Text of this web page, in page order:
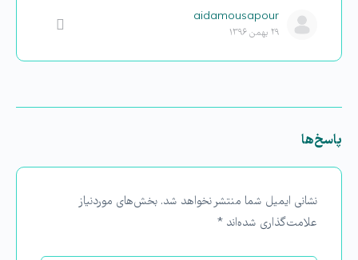
aidamousapour
۲۹ بهمن ۱۳۹۶
پاسخ‌ها
نشانی ایمیل شما منتشر نخواهد شد. بخش‌های موردنیاز
علامت‌گذاری شده‌اند *